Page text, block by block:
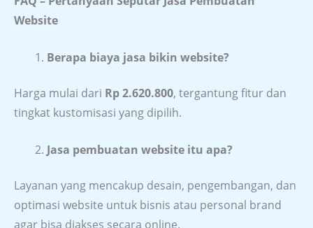
Website
Berapa biaya jasa bikin website?
Harga mulai dari Rp 2.620.800, tergantung fitur dan
tingkat kustomisasi yang dipilih.
Jasa pembuatan website itu apa?
Layanan yang mencakup desain, pengembangan, dan
optimasi website untuk bisnis atau personal brand
agar bisa diakses secara online.